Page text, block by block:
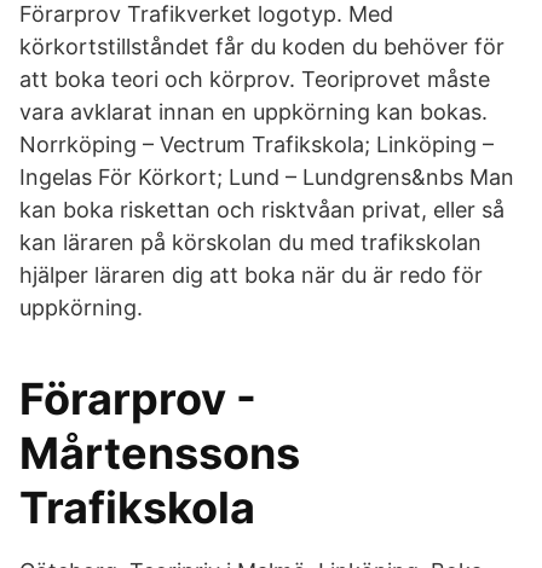
Förarprov Trafikverket logotyp. Med
körkortstillståndet får du koden du behöver för
att boka teori och körprov. Teoriprovet måste
vara avklarat innan en uppkörning kan bokas.
Norrköping – Vectrum Trafikskola; Linköping –
Ingelas För Körkort; Lund – Lundgrens&nbs Man
kan boka riskettan och risktvåan privat, eller så
kan läraren på körskolan du med trafikskolan
hjälper läraren dig att boka när du är redo för
uppkörning.
Förarprov -
Mårtenssons
Trafikskola